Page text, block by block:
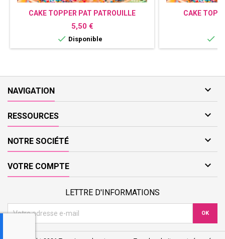
CAKE TOPPER PAT PATROUILLE
PERSONNALISÉ AVEC PHOTO ET
PRÉNOM - DÉCORATION GÂTEAU
Prix
5,50 €
 Disponible
CAKE

NAVIGATION 
RESSOURCES 
NOTRE SOCIÉTÉ 
VOTRE COMPTE 
LETTRE D'INFORMATIONS